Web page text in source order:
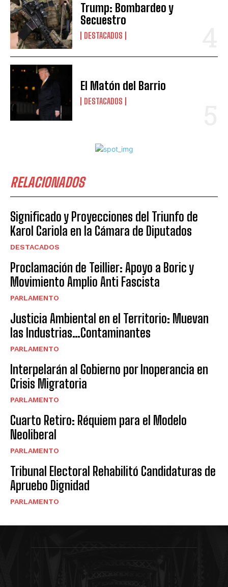
Trump: Bombardeo y
Secuestro
DESTACADOS
El Matón del Barrio
DESTACADOS
RELACIONADOS
Significado y Proyecciones del Triunfo de
Karol Cariola en la Cámara de Diputados
DESTACADOS
Proclamación de Teillier: Apoyo a Boric y
Movimiento Amplio Anti Fascista
PARLAMENTO
Justicia Ambiental en el Territorio: Muevan
las Industrias…Contaminantes
PARLAMENTO
Interpelarán al Gobierno por Inoperancia en
Crisis Migratoria
PARLAMENTO
Cuarto Retiro: Réquiem para el Modelo
Neoliberal
PARLAMENTO
Tribunal Electoral Rehabilitó Candidaturas de
Apruebo Dignidad
PARLAMENTO